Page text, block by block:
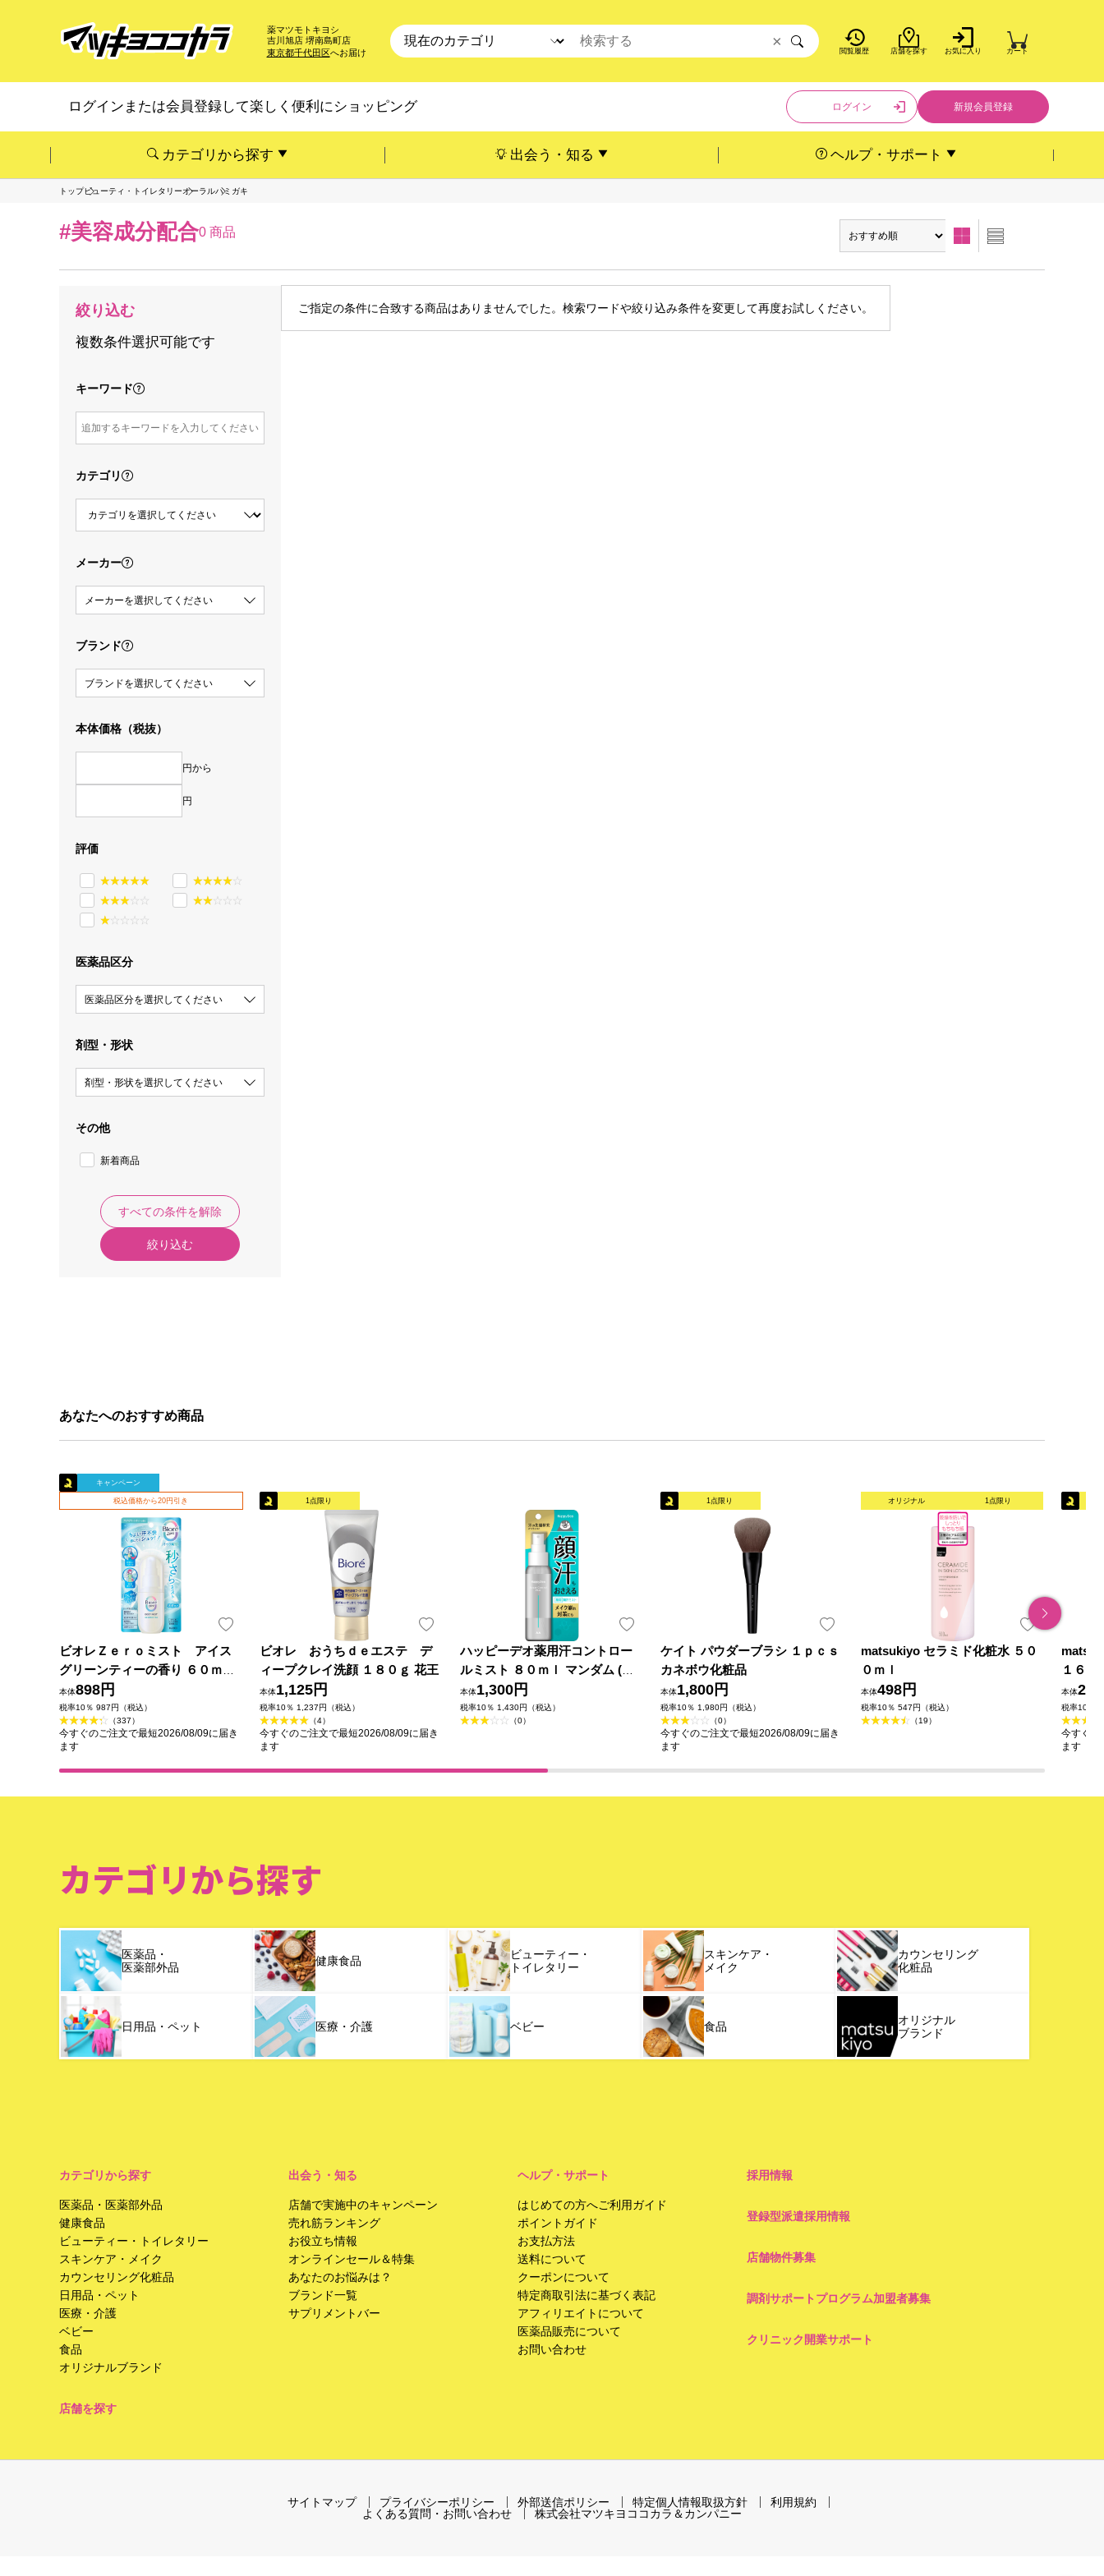
薬マツモトキヨシ
吉川旭店 堺南島町店
東京都千代田区へお届け 閲覧履歴 店舗を探す お気に入り カート
×
ログインまたは会員登録して楽しく便利にショッピング ログイン 新規会員登録
カテゴリから探す 出会う・知る ヘルプ・サポート
トップビューティ・トイレタリーオーラルハミガキ
#美容成分配合0 商品
絞り込む
複数条件選択可能です
キーワード
カテゴリ
メーカー
メーカーを選択してください
ブランド
ブランドを選択してください
本体価格（税抜）
円から
円
評価
医薬品区分
医薬品区分を選択してください
剤型・形状
剤型・形状を選択してください
その他
新着商品
すべての条件を解除
絞り込む
ご指定の条件に合致する商品はありませんでした。検索ワードや絞り込み条件を変更して再度お試しください。
あなたへのおすすめ商品
キャンペーン
税込価格から20円引き
ビオレＺｅｒｏミスト アイス
グリーンティーの香り ６０ｍＬ
花王
本体898円
税率10％ 987円（税込）
（337）
今すぐのご注文で最短2026/08/09に届き
ます
1点限り
ビオレ おうちｄｅエステ デ
ィープクレイ洗顔 １８０ｇ 花王
本体1,125円
税率10％ 1,237円（税込）
（4）
今すぐのご注文で最短2026/08/09に届き
ます
ハッピーデオ薬用汗コントロー
ルミスト ８０ｍｌ マンダム (医
薬部外品)
本体1,300円
税率10％ 1,430円（税込）
（0）
1点限り
ケイト パウダーブラシ １ｐｃｓ
カネボウ化粧品
本体1,800円
税率10％ 1,980円（税込）
（0）
今すぐのご注文で最短2026/08/09に届き
ます
オリジナル 1点限り
matsukiyo セラミド化粧水 ５０
０ｍｌ
本体498円
税率10％ 547円（税込）
（19）
１６０
本体
税率10％
今すぐの
ます
カテゴリから探す
医薬品・
医薬部外品
健康食品
ビューティー・
トイレタリー
スキンケア・
メイク
カウンセリング
化粧品
日用品・ペット 医療・介護 ベビー 食品
オリジナル
ブランド
カテゴリから探す
医薬品・医薬部外品
健康食品
ビューティー・トイレタリー
スキンケア・メイク
カウンセリング化粧品
日用品・ペット
医療・介護
ベビー
食品
オリジナルブランド
店舗を探す
出会う・知る
店舗で実施中のキャンペーン
売れ筋ランキング
お役立ち情報
オンラインセール＆特集
あなたのお悩みは？
ブランド一覧
サプリメントバー
ヘルプ・サポート
はじめての方へご利用ガイド
ポイントガイド
お支払方法
送料について
クーポンについて
特定商取引法に基づく表記
アフィリエイトについて
医薬品販売について
お問い合わせ
採用情報
登録型派遣採用情報
店舗物件募集
調剤サポートプログラム加盟者募集
クリニック開業サポート
サイトマップ プライバシーポリシー 外部送信ポリシー 特定個人情報取扱方針
利用規約
よくある質問・お問い合わせ
株式会社マツキヨココカラ＆カンパニー